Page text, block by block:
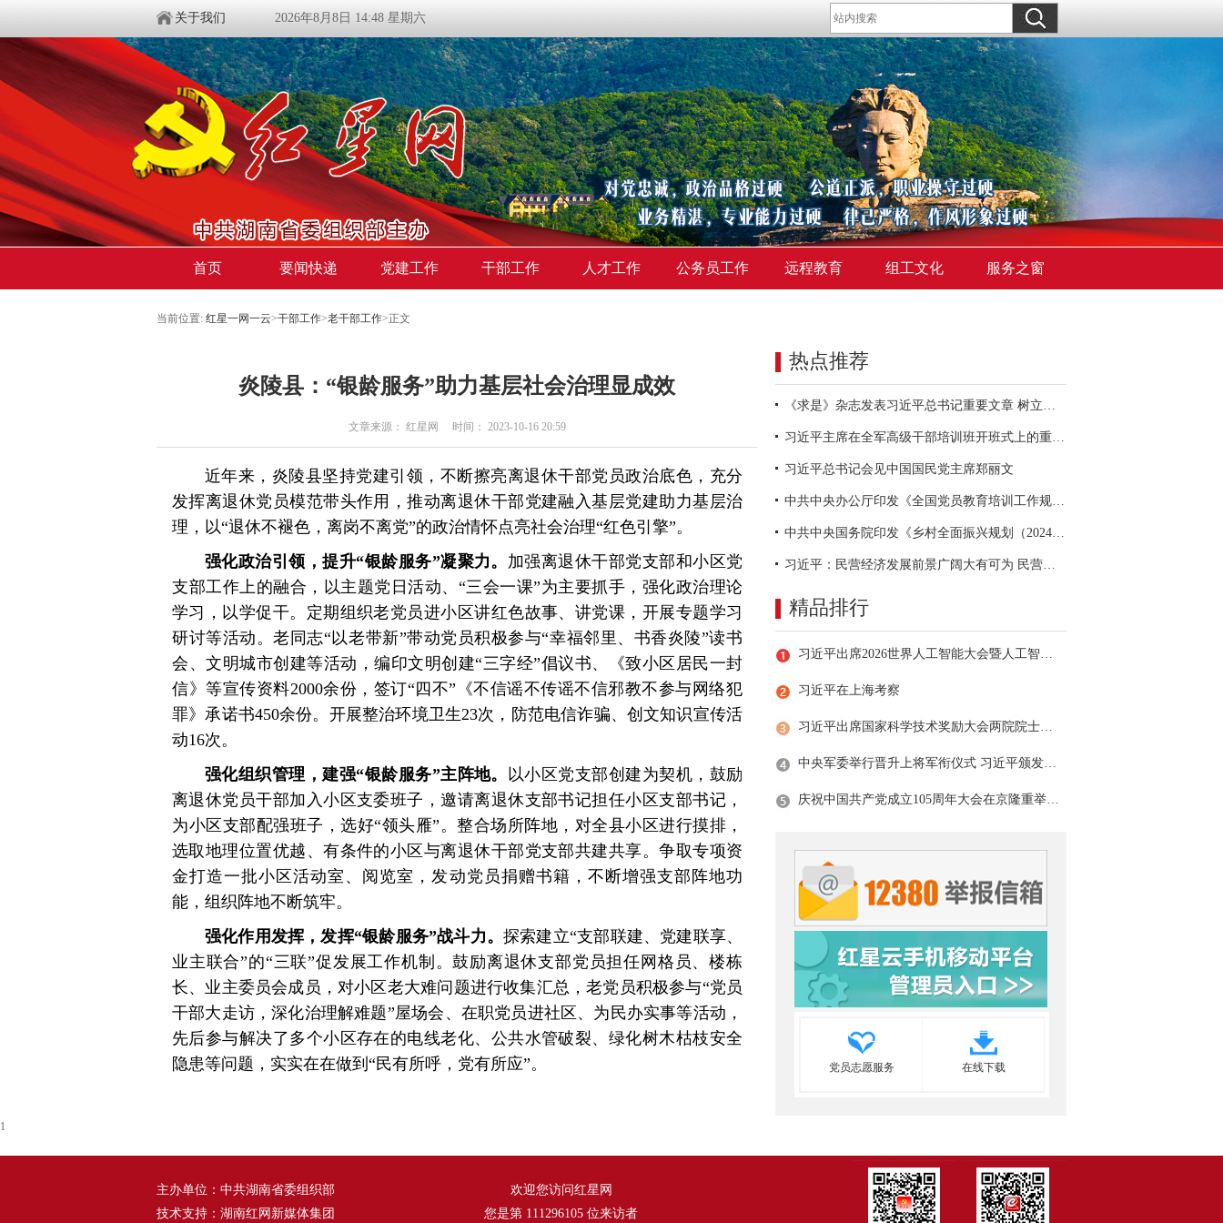
关于我们 2026年8月8日 14:48 星期六
首页 要闻快递 党建工作 干部工作 人才工作 公务员工作 远程教育 组工文化 服务之窗
当前位置: 红星一网一云>干部工作>老干部工作>正文
炎陵县：“银龄服务”助力基层社会治理显成效
文章来源： 红星网 时间： 2023-10-16 20:59
近年来，炎陵县坚持党建引领，不断擦亮离退休干部党员政治底色，充分
发挥离退休党员模范带头作用，推动离退休干部党建融入基层党建助力基层治
理，以“退休不褪色，离岗不离党”的政治情怀点亮社会治理“红色引擎”。
强化政治引领，提升“银龄服务”凝聚力。 加强离退休干部党支部和小区党
支部工作上的融合，以主题党日活动、“三会一课”为主要抓手，强化政治理论
学习，以学促干。定期组织老党员进小区讲红色故事、讲党课，开展专题学习
研讨等活动。老同志“以老带新”带动党员积极参与“幸福邻里、书香炎陵”读书
会、文明城市创建等活动，编印文明创建“三字经”倡议书、《致小区居民一封
信》等宣传资料2000余份，签订“四不”《不信谣不传谣不信邪教不参与网络犯
罪》承诺书450余份。开展整治环境卫生23次，防范电信诈骗、创文知识宣传活
动16次。
强化组织管理，建强“银龄服务”主阵地。 以小区党支部创建为契机，鼓励
离退休党员干部加入小区支委班子，邀请离退休支部书记担任小区支部书记，
为小区支部配强班子，选好“领头雁”。整合场所阵地，对全县小区进行摸排，
选取地理位置优越、有条件的小区与离退休干部党支部共建共享。争取专项资
金打造一批小区活动室、阅览室，发动党员捐赠书籍，不断增强支部阵地功
能，组织阵地不断筑牢。
强化作用发挥，发挥“银龄服务”战斗力。探索建立“支部联建、党建联享、
业主联合”的“三联”促发展工作机制。鼓励离退休支部党员担任网格员、楼栋
长、业主委员会成员，对小区老大难问题进行收集汇总，老党员积极参与“党员
干部大走访，深化治理解难题”屋场会、在职党员进社区、为民办实事等活动，
先后参与解决了多个小区存在的电线老化、公共水管破裂、绿化树木枯枝安全
隐患等问题，实实在在做到“民有所呼，党有所应”。
热点推荐
《求是》杂志发表习近平总书记重要文章 树立和践行正确政绩观
习近平主席在全军高级干部培训班开班式上的重要讲话引领全军开展思想整风、深化政治整训
习近平总书记会见中国国民党主席郑丽文
中共中央办公厅印发《全国党员教育培训工作规划（2024－2028年）》
中共中央国务院印发《乡村全面振兴规划（2024—2027年）》
习近平：民营经济发展前景广阔大有可为 民营企业和民营企业家大显身手正当其时
精品排行
习近平出席2026世界人工智能大会暨人工智能全球治理高级别会议开幕式并发表主旨讲话
习近平在上海考察
习近平出席国家科学技术奖励大会两院院士大会中国科协第十一次全国代表大会并发表重要讲话
中央军委举行晋升上将军衔仪式 习近平颁发命令状并向晋衔的军官表示祝贺
庆祝中国共产党成立105周年大会在京隆重举行 习近平发表重要讲话
党员志愿服务 在线下载
1
主办单位：中共湖南省委组织部
技术支持：湖南红网新媒体集团
欢迎您访问红星网
您是第 111296105 位来访者